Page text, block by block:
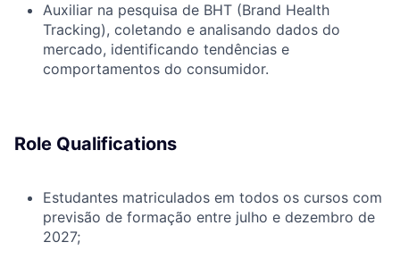
Auxiliar na pesquisa de BHT (Brand Health
Tracking), coletando e analisando dados do
mercado, identificando tendências e
comportamentos do consumidor.
Role Qualifications
Estudantes matriculados em todos os cursos com
previsão de formação entre julho e dezembro de
2027;